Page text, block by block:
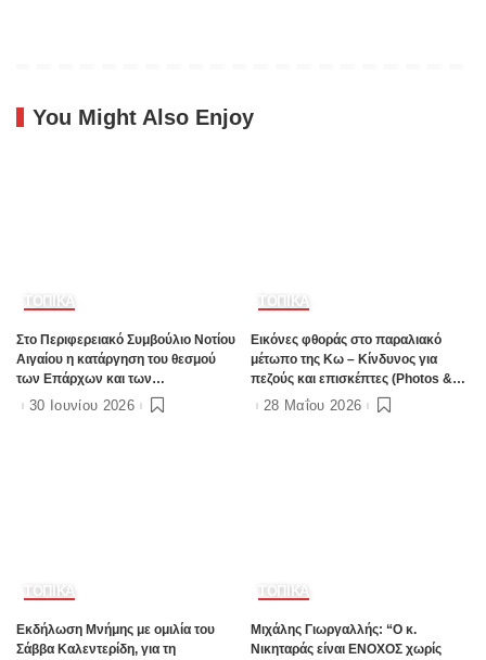
You Might Also Enjoy
ΤΟΠΙΚΑ
Στο Περιφερειακό Συμβούλιο Νοτίου
Αιγαίου η κατάργηση του θεσμού
των Επάρχων και των
Εντεταλμένων Περιφερειακών
30 Ιουνίου 2026
ΤΟΠΙΚΑ
Εικόνες φθοράς στο παραλιακό
μέτωπο της Κω – Κίνδυνος για
πεζούς και επισκέπτες (Photos &
Video)
28 Μαΐου 2026
ΤΟΠΙΚΑ
Εκδήλωση Μνήμης με ομιλία του
Σάββα Καλεντερίδη, για τη
ΤΟΠΙΚΑ
Μιχάλης Γιωργαλλής: “Ο κ.
Νικηταράς είναι ΕΝΟΧΟΣ χωρίς